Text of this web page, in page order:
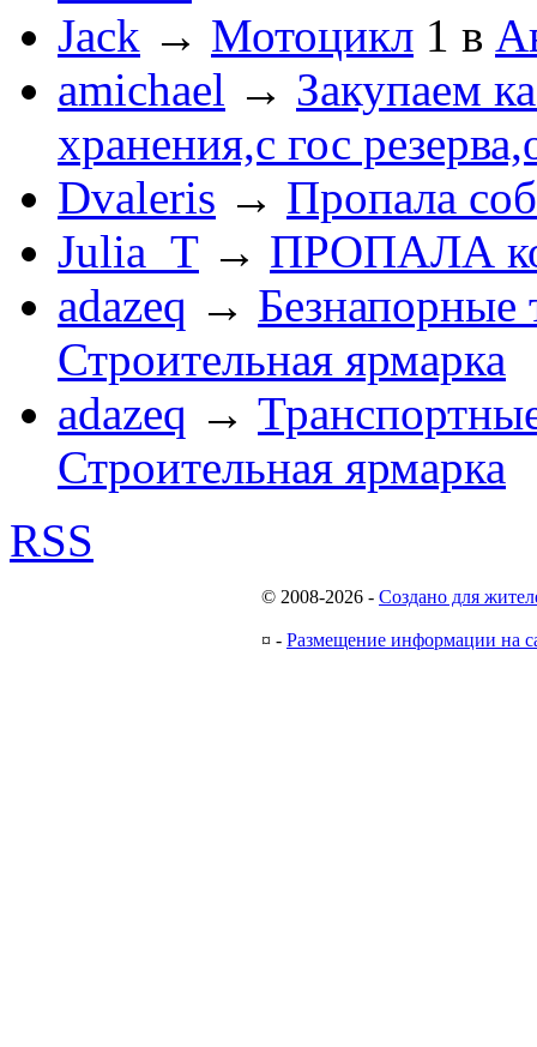
Jack → Мотоцикл 1 в
amichael → Закупаем
хранения,с гос
Dvaleris → Пропала
Julia_T → ПРОПАЛА
adazeq → Безнапорные
Строительная ярмарка
adazeq →
Строительная ярмарка
RSS
© 2008-2026 - Создано для
¤ - Размещение информации на